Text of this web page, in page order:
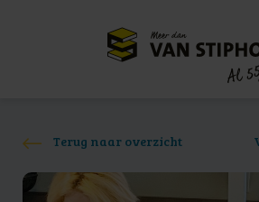
Meer dan
Al
Terug naar overzicht